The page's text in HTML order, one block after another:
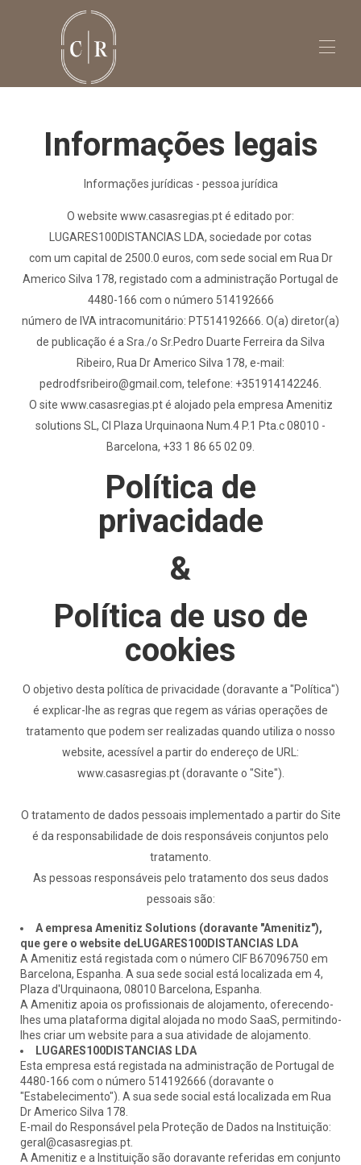
Vila do Conde
Contacte-nos
Solar dos Caseiros ▾
Informações legais
Informações jurídicas - pessoa jurídica
O website www.casasregias.pt é editado por:
LUGARES100DISTANCIAS LDA, sociedade por cotas
com um capital de 2500.0 euros, com sede social em Rua Dr
Americo Silva 178, registado com a administração Portugal de
4480-166 com o número 514192666
número de IVA intracomunitário: PT514192666. O(a) diretor(a)
de publicação é a Sra./o Sr.Pedro Duarte Ferreira da Silva
Ribeiro, Rua Dr Americo Silva 178, e-mail:
pedrodfsribeiro@gmail.com, telefone: +351914142246.
O site www.casasregias.pt é alojado pela empresa Amenitiz
solutions SL, Cl Plaza Urquinaona Num.4 P.1 Pta.c 08010 -
Barcelona, +33 1 86 65 02 09.
Política de
privacidade
&
Política de uso de
cookies
O objetivo desta política de privacidade (doravante a "Política")
é explicar-lhe as regras que regem as várias operações de
tratamento que podem ser realizadas quando utiliza o nosso
website, acessível a partir do endereço de URL:
www.casasregias.pt (doravante o "Site").
O tratamento de dados pessoais implementado a partir do Site
é da responsabilidade de dois responsáveis conjuntos pelo
tratamento.
As pessoas responsáveis pelo tratamento dos seus dados
pessoais são:
A empresa Amenitiz Solutions (doravante "Amenitiz"),
que gere o website deLUGARES100DISTANCIAS LDA
A Amenitiz está registada com o número CIF B67096750 em
Barcelona, Espanha. A sua sede social está localizada em 4,
Plaza d'Urquinaona, 08010 Barcelona, Espanha.
A Amenitiz apoia os profissionais de alojamento, oferecendo-
lhes uma plataforma digital alojada no modo SaaS, permitindo-
lhes criar um website para a sua atividade de alojamento.
LUGARES100DISTANCIAS LDA
Esta empresa está registada na administração de Portugal de
4480-166 com o número 514192666 (doravante o
"Estabelecimento"). A sua sede social está localizada em Rua
Dr Americo Silva 178.
E-mail do Responsável pela Proteção de Dados na Instituição:
geral@casasregias.pt.
A Amenitiz e a Instituição são doravante referidas em conjunto